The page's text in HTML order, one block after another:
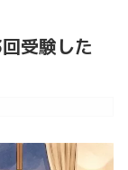
受験した